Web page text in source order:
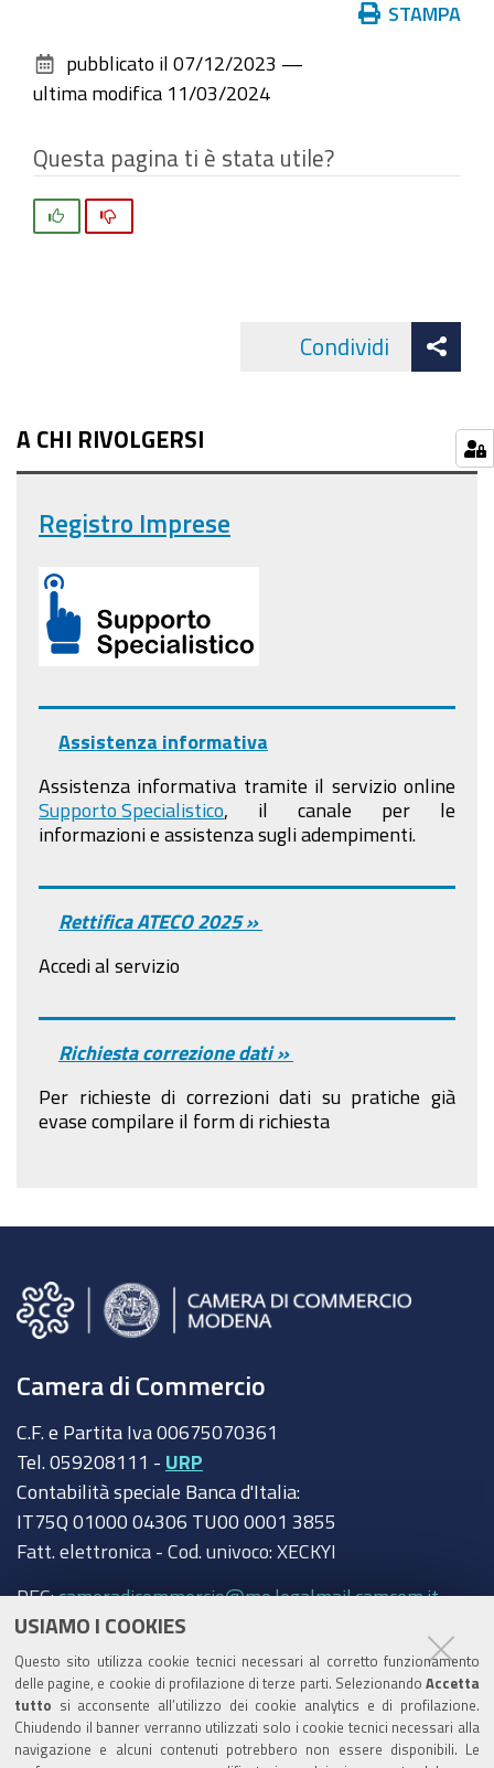
USIAMO I COOKIES
Questo sito utilizza cookie tecnici necessari al corretto funzionamento
delle pagine, e cookie di profilazione di terze parti. Selezionando Accetta
tutto si acconsente all’utilizzo dei cookie analytics e di profilazione.
Chiudendo il banner verranno utilizzati solo i cookie tecnici necessari alla
navigazione e alcuni contenuti potrebbero non essere disponibili. Le
documento
STAMPA
pubblicato il 07/12/2023 —
ultima modifica 11/03/2024
Questa pagina ti è stata utile?
Condividi
A CHI RIVOLGERSI
Registro Imprese
Assistenza informativa
Assistenza informativa tramite il servizio online
Supporto Specialistico , il canale per le
informazioni e assistenza sugli adempimenti.
Rettifica ATECO 2025 »
Accedi al servizio
Richiesta correzione dati »
Per richieste di correzioni dati su pratiche già
evase compilare il form di richiesta
Camera di Commercio
C.F. e Partita Iva 00675070361
Tel. 059208111 - URP
Contabilità speciale Banca d'Italia:
IT75Q 01000 04306 TU00 0001 3855
Fatt. elettronica - Cod. univoco: XECKYI
PEC:cameradicommercio@mo.legalmail.camcom.it
Amministrazione trasparente
Albo Camerale